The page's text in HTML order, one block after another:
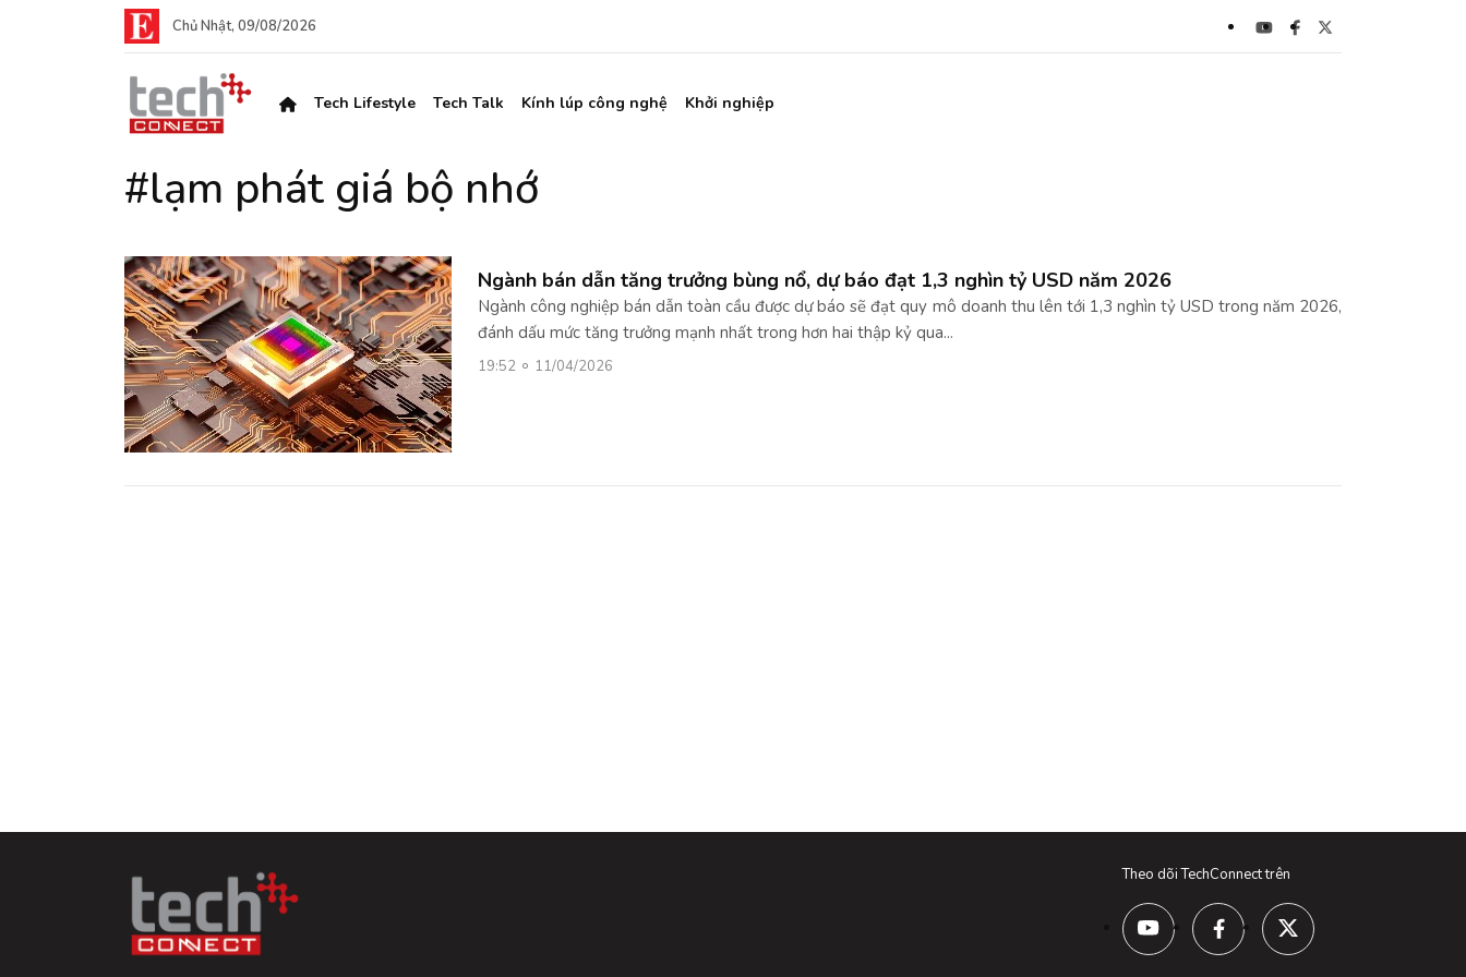
Chủ Nhật, 09/08/2026
Tech Lifestyle Tech Talk Kính lúp công nghệ Khởi nghiệp
#lạm phát giá bộ nhớ
Ngành bán dẫn tăng trưởng bùng nổ, dự báo đạt 1,3 nghìn tỷ USD năm 2026
Ngành công nghiệp bán dẫn toàn cầu được dự báo sẽ đạt quy mô doanh thu lên tới 1,3 nghìn tỷ USD trong năm 2026,
đánh dấu mức tăng trưởng mạnh nhất trong hơn hai thập kỷ qua...
19:52 11/04/2026
Theo dõi TechConnect trên